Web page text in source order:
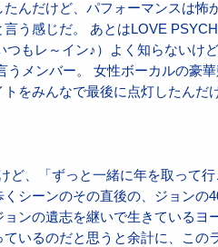
んだけど、パフォーマンスは怖
う感じだ。 あとはLOVE
もレ～イン♪）よく知らないけ
メンバー。 女性ボーカルの豪
をみんなで最後に点灯したんだ
ど、「ずっと一緒に年を取って
シーンのその直後の、ジョンの
ンの遺志を継いで生きているヨ
いるのだと思うと余計に、この